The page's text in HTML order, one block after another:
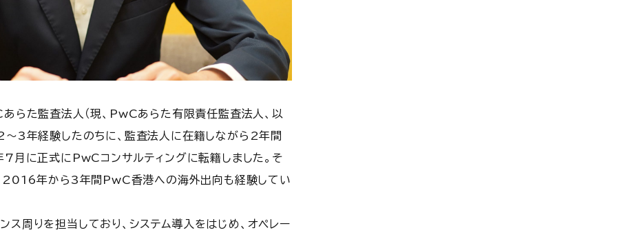
た監査法人（現、PwCあらた有限責任監査法人、以
3年経験したのちに、監査法人に在籍しながら2年間
月に正式にPwCコンサルティングに転籍しました。そ
2016年から3年間PwC香港への海外出向も経験してい
ス周りを担当しており、システム導入をはじめ、オペレー